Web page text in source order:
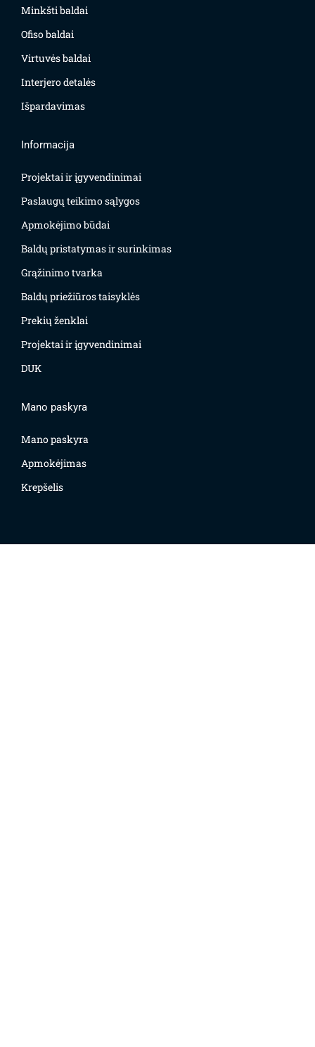
Minkšti baldai
Ofiso baldai
Virtuvės baldai
Interjero detalės
Išpardavimas
Informacija
Projektai ir įgyvendinimai
Paslaugų teikimo sąlygos
Apmokėjimo būdai
Baldų pristatymas ir surinkimas
Grąžinimo tvarka
Baldų priežiūros taisyklės
Prekių ženklai
Projektai ir įgyvendinimai
DUK
Mano paskyra
Mano paskyra
Apmokėjimas
Krepšelis